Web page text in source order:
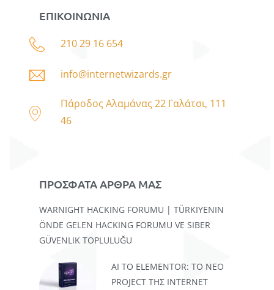
ΕΠΙΚΟΙΝΩΝΙΑ
210 29 16 654
info@internetwizards.gr
Πάροδος Αλαμάνας 22 Γαλάτσι, 111
46
ΠΡΟΣΦΑΤΑ ΑΡΘΡΑ ΜΑΣ
WARNIGHT HACKING FORUMU | TÜRKIYENIN
ÖNDE GELEN HACKING FORUMU VE SIBER
GÜVENLIK TOPLULUĞU
AI TO ELEMENTOR: ΤΟ ΝΈΟ
PROJECT ΤΗΣ INTERNET